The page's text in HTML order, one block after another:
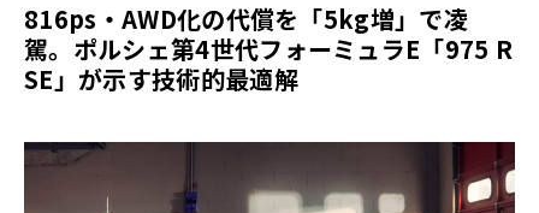
816ps・AWD化の代償を「5kg増」で凌
駕。ポルシェ第4世代フォーミュラE「975 R
SE」が示す技術的最適解